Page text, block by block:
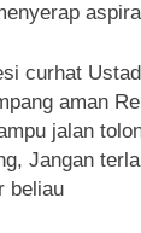
curhat
aman
jalan
Jangan
beliau